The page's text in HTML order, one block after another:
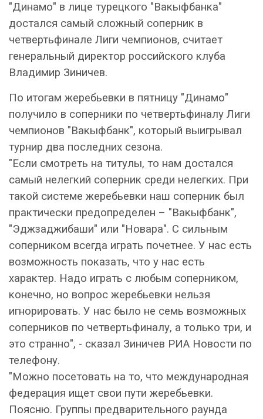
"Динамо" в лице турецкого "Вакыфбанка"
достался самый сложный соперник в
четвертьфинале Лиги чемпионов, считает
генеральный директор российского клуба
Владимир Зиничев.
По итогам жеребьевки в пятницу "Динамо"
получило в соперники по четвертьфиналу Лиги
чемпионов "Вакыфбанк", который выигрывал
турнир два последних сезона.
"Если смотреть на титулы, то нам достался
самый нелегкий соперник среди нелегких. При
такой системе жеребьевки наш соперник был
практически предопределен – "Вакыфбанк",
"Эджзаджибаши" или "Новара". С сильным
соперником всегда играть почетнее. У нас есть
возможность показать, что у нас есть
характер. Надо играть с любым соперником,
конечно, но вопрос жеребьевки нельзя
игнорировать. У нас было не семь возможных
соперников по четвертьфиналу, а только три, и
это странно", - сказал Зиничев РИА Новости по
телефону.
"Можно посетовать на то, что международная
федерация ищет свои пути жеребьевки.
Поясню. Группы предварительного раунда